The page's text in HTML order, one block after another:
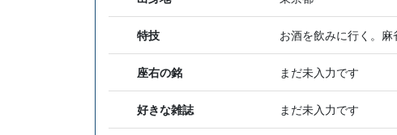
特技 お酒を飲みに行く。麻
座右の銘 まだ未入力です
好きな雑誌 まだ未入力です